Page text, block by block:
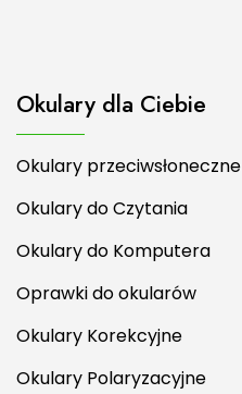
Okulary dla Ciebie
Okulary przeciwsłoneczne
Okulary do Czytania
Okulary do Komputera
Oprawki do okularów
Okulary Korekcyjne
Okulary Polaryzacyjne